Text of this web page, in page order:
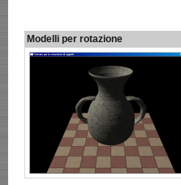
Modelli per rotazione